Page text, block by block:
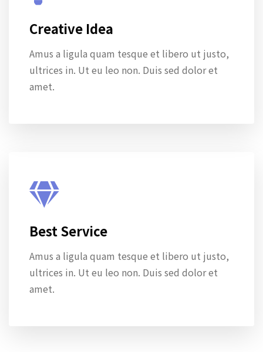
Creative Idea
Amus a ligula quam tesque et libero ut justo,
ultrices in. Ut eu leo non. Duis sed dolor et
amet.
Best Service
Amus a ligula quam tesque et libero ut justo,
ultrices in. Ut eu leo non. Duis sed dolor et
amet.